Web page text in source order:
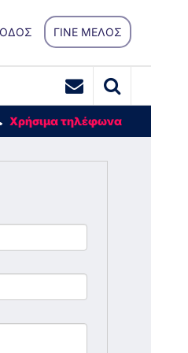
ΓΙΝΕ ΜΕΛΟΣ
Χρήσιμα τηλέφωνα